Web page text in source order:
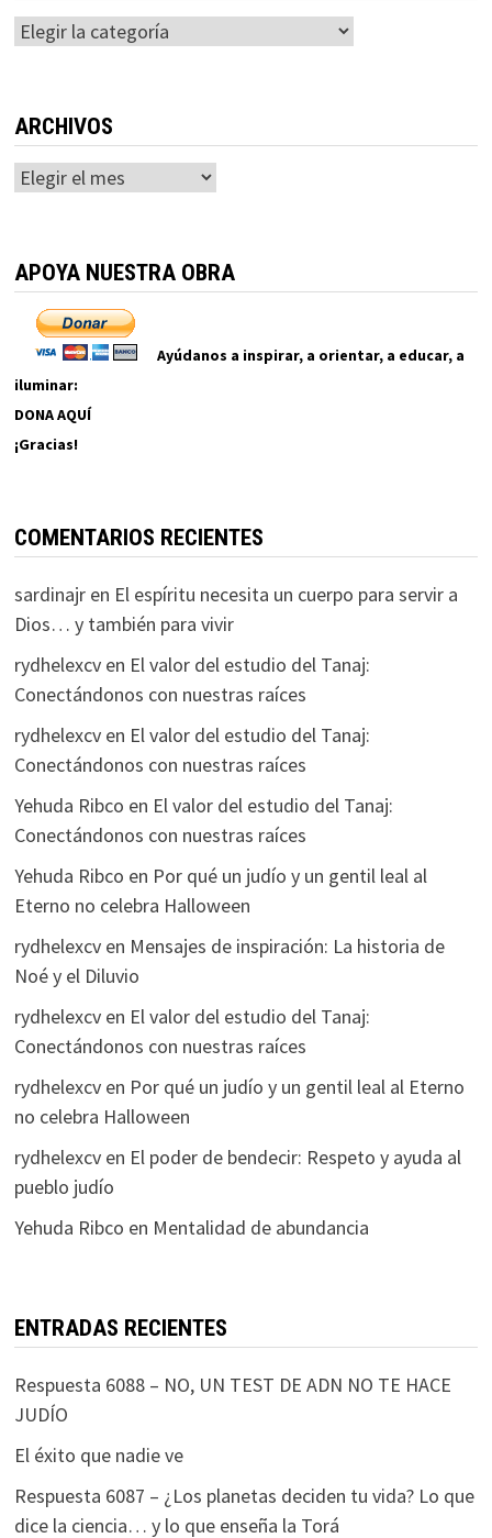
Categorías
ARCHIVOS
Archivos
APOYA NUESTRA OBRA
Ayúdanos a inspirar, a orientar, a educar, a
iluminar:
DONA AQUÍ
¡Gracias!
COMENTARIOS RECIENTES
sardinajren El espíritu necesita un cuerpo para servir a
Dios… y también para vivir
rydhelexcven El valor del estudio del Tanaj:
Conectándonos con nuestras raíces
rydhelexcven El valor del estudio del Tanaj:
Conectándonos con nuestras raíces
Yehuda Ribco en El valor del estudio del Tanaj:
Conectándonos con nuestras raíces
Yehuda Ribco en Por qué un judío y un gentil leal al
Eterno no celebra Halloween
rydhelexcven Mensajes de inspiración: La historia de
Noé y el Diluvio
rydhelexcven El valor del estudio del Tanaj:
Conectándonos con nuestras raíces
rydhelexcven Por qué un judío y un gentil leal al Eterno
no celebra Halloween
rydhelexcven El poder de bendecir: Respeto y ayuda al
pueblo judío
Yehuda Ribco en Mentalidad de abundancia
ENTRADAS RECIENTES
Respuesta 6088 – NO, UN TEST DE ADN NO TE HACE
JUDÍO
El éxito que nadie ve
Respuesta 6087 – ¿Los planetas deciden tu vida? Lo que
dice la ciencia… y lo que enseña la Torá